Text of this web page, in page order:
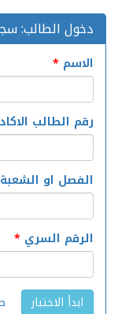
دخول الطالب:
الاسم *
رقم الطالب
الفصل او الشعبة
الرقم السري *
ابدأ الاختبار